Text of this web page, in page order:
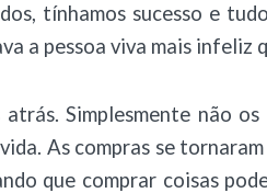
tínhamos sucesso e
a pessoa viva mais infeliz
Simplesmente não os
As compras se
que comprar coisas